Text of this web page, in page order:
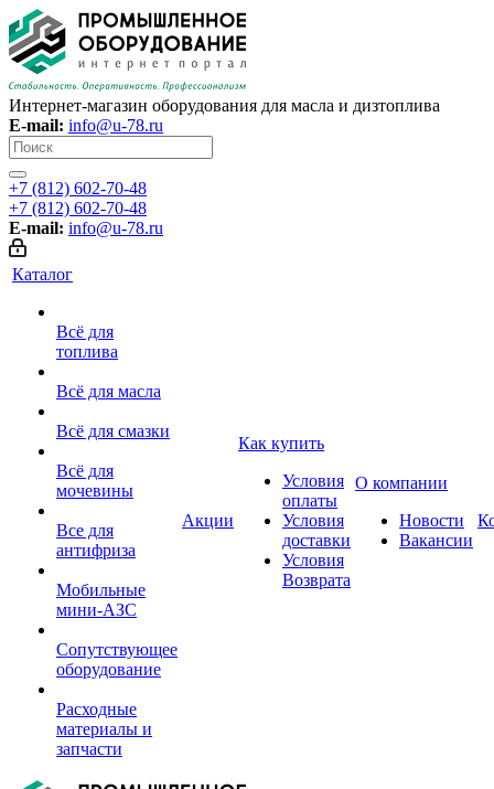
Интернет-магазин оборудования для масла и дизтоплива
E-mail: info@u-78.ru
+7 (812) 602-70-48
+7 (812) 602-70-48
E-mail: info@u-78.ru
Каталог
Всё для
топлива
Всё для масла
Всё для смазки
Всё для
мочевины
Все для
антифриза
Мобильные
мини-АЗС
Сопутствующее
оборудование
Расходные
материалы и
запчасти
Акции
Как купить
Условия
оплаты
Условия
доставки
Условия
Возврата
О компании
Новости
Вакансии